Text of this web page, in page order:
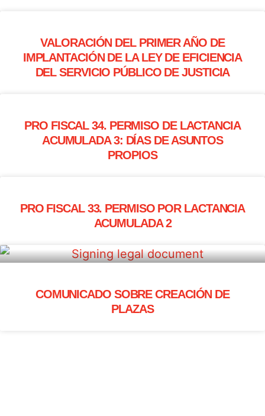
VALORACIÓN DEL PRIMER AÑO DE
IMPLANTACIÓN DE LA LEY DE EFICIENCIA
DEL SERVICIO PÚBLICO DE JUSTICIA
PRO FISCAL 34. PERMISO DE LACTANCIA
ACUMULADA 3: DÍAS DE ASUNTOS
PROPIOS
PRO FISCAL 33. PERMISO POR LACTANCIA
ACUMULADA 2
COMUNICADO SOBRE CREACIÓN DE
PLAZAS